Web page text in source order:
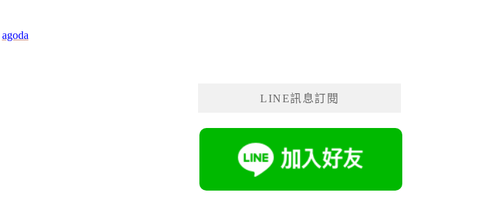
agoda
LINE訊息訂閱